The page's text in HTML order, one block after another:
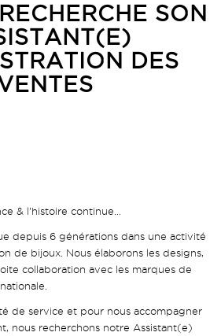
SON
DES
& l’histoire continue…
depuis 6 générations dans une activité
de bijoux. Nous élaborons les designs,
collaboration avec les marques de
de service et pour nous accompagner
nous recherchons notre Assistant(e)